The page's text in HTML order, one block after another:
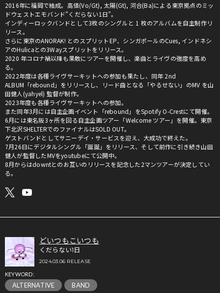
2016年に福岡で結成。高値(Vo/Gt), 太陽(Gt), 河合(Ba)による東京拠点のミッ
ドウェストエモバンド”くだらない1日”。
インディーロックバンドとして3枚のシングルと 1 枚のアルバムを自主制作リ
リース。
さらに東京のANORAK! とのスプリットEP、シンガポールのCues, インドネシ
アのHulicaとの3Wayスプリットをリリース。
2020 年コロナ禍以降も果敢にツアーを開催し、楽曲とライヴの強度を高め
る。
2022年度は各種ライヴサーキットへの参加も果たし、同年 2nd
ALBUM「rebound」をリリースし、リード曲となる「やるせない」のMV を山
田健人(yahyel) 監督が制作。
2023年度も各種ライヴサーキットへの参加。
また同年3月には自主企画イベント「rebound」をSpotify O-Crestにて開催。
6月には東名阪3ヶ所を回る自主企画ツアー「Welcome ツアー」を開催。東京
下北沢SHELTERでのファイナルはSOLD OUT。
ゲストバンドとしてサニーデイ・サービスを迎え、大成功で終えた。
7月26日にデジタルシングル「誕誕」をリリース、そして前作に引き続き山田
健人が監督したMVをyoutubeにて公開中。
8月からはdowntとのお互いのリリースを記念した2マンツアーが決定してい
る。
どいつもこいつも
くだらない1日
2024.03.06 RELEASE
KEYWORD:
ALTERNATIVE BAND